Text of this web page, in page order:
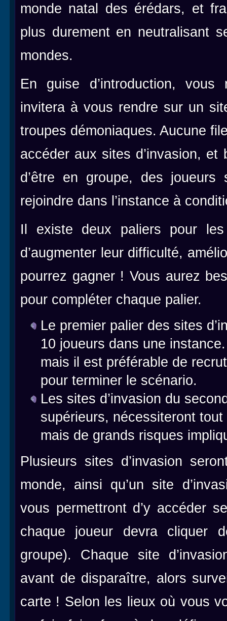
monde natal des érédars, et
plus durement en neutralisant
mondes.
En guise d’introduction,
invitera à vous rendre sur un
troupes démoniaques. Aucune
accéder aux sites d’invasion, et
d’être en groupe, des joueurs
rejoindre dans l’instance à
Il existe deux paliers pour
d’augmenter leur difficulté,
pourrez gagner ! Vous aurez
pour compléter chaque palier.
Le premier palier des sites
10 joueurs dans une
mais il est préférable de
pour terminer le scénario.
Les sites d’invasion du
supérieurs, nécessiteront
mais de grands risques
Plusieurs sites d’invasion
monde, ainsi qu’un site
vous permettront d’y accéder
chaque joueur devra cliquer
groupe). Chaque site
avant de disparaître, alors
carte ! Selon les lieux où vous